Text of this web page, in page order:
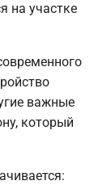
на участке
важные
который